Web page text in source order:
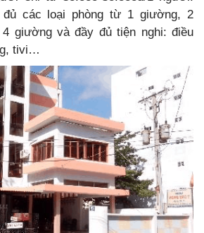
các loại phòng từ 1 giường, 2
giường và đầy đủ tiện nghi: điều
tivi…